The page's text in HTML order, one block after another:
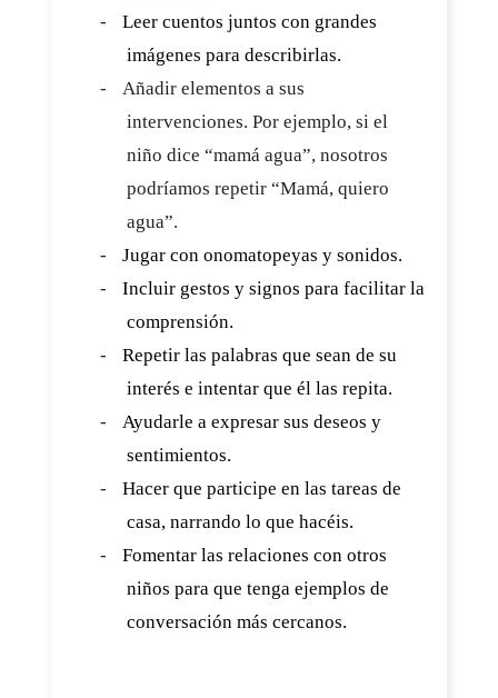
-
Leer cuentos juntos con grandes
imágenes para describirlas.
-
Añadir elementos a sus
intervenciones. Por ejemplo, si el
niño dice “mamá agua”, nosotros
podríamos repetir “Mamá, quiero
agua”.
-
Jugar con onomatopeyas y sonidos.
-
Incluir gestos y signos para facilitar la
comprensión.
-
Repetir las palabras que sean de su
interés e intentar que él las repita.
-
Ayudarle a expresar sus deseos y
sentimientos.
-
Hacer que participe en las tareas de
casa, narrando lo que hacéis.
-
Fomentar las relaciones con otros
niños para que tenga ejemplos de
conversación más cercanos.